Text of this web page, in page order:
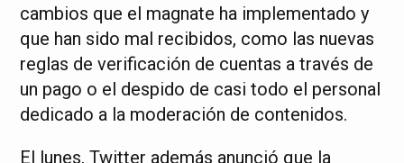
cambios que el magnate ha implementado y
que han sido mal recibidos, como las nuevas
reglas de verificación de cuentas a través de
un pago o el despido de casi todo el personal
dedicado a la moderación de contenidos.
El lunes, Twitter además anunció que la